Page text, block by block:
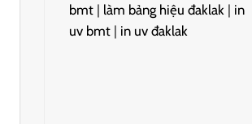
bmt| làm bảng hiệu đaklak | in
uv bmt| in uv đaklak